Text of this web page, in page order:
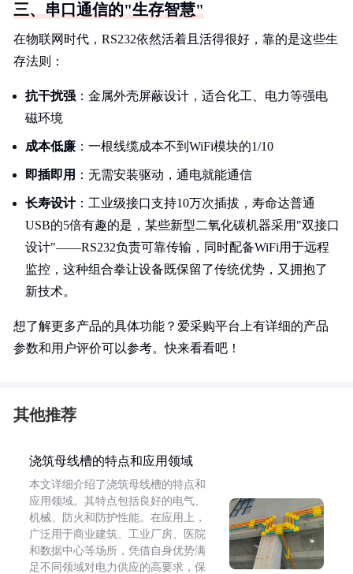
三、串口通信的"生存智慧"
在物联网时代，RS232依然活着且活得很好，靠的是这些生
存法则：
抗干扰强 ：金属外壳屏蔽设计，适合化工、电力等强电
磁环境
成本低廉 ：一根线缆成本不到WiFi模块的1/10
即插即用 ：无需安装驱动，通电就能通信
长寿设计：工业级接口支持10万次插拔，寿命达普通
USB的5倍有趣的是，某些新型二氧化碳机器采用"双接口
设计"——RS232负责可靠传输，同时配备WiFi用于远程
监控，这种组合拳让设备既保留了传统优势，又拥抱了
新技术。
想了解更多产品的具体功能？爱采购平台上有详细的产品
参数和用户评价可以参考。快来看看吧！
其他推荐
浇筑母线槽的特点和应用领域
本文详细介绍了浇筑母线槽的特点和
应用领域。其特点包括良好的电气、
机械、防火和防护性能。在应用上，
广泛用于商业建筑、工业厂房、医院
和数据中心等场所，凭借自身优势满
足不同领域对电力供应的高要求，保